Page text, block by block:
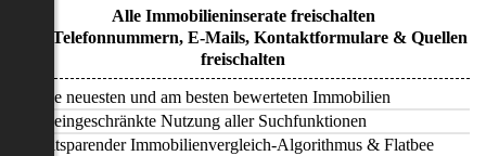
Alle Immobilieninserate freischalten
Alle Telefonnummern, E-Mails, Kontaktformulare & Quellen
freischalten
Alle neuesten und am besten bewerteten Immobilien
Uneingeschränkte Nutzung aller Suchfunktionen
Zeitsparender Immobilienvergleich-Algorithmus & Flatbee